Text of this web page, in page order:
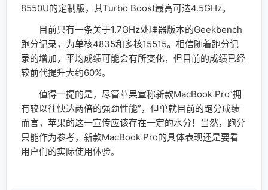
8550U的定制版，其Turbo Boost最高可达4.5GHz。
目前只有一条关于1.7GHz处理器版本的Geekbench
跑分记录，为单核4835和多核15515。相信随着跑分记
录的增加，平均成绩可能会有所变化，但目前的成绩已经
较前代提升大约60%。
值得一提的是，尽管苹果宣称新款MacBook Pro“拥
有较以往快达两倍的强劲性能”，但单就目前的跑分成绩
而言，苹果的这一宣传应该存在一定的水分！当然，跑分
只能作为参考，新款MacBook Pro的具体表现还是要看
用户们的实际使用体验。